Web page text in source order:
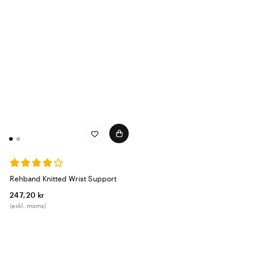
Rehband Knitted Wrist Support
247,20 kr
(exkl. moms)